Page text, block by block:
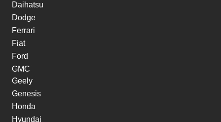
Daihatsu
Dodge
Ferrari
Fiat
Ford
GMC
Geely
Genesis
Honda
Hyundai